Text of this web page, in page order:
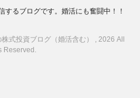
するブログです。婚活にも奮闘中！！
Reserved.